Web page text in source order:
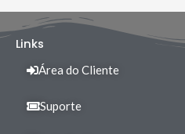
Links
Área do Cliente
Suporte